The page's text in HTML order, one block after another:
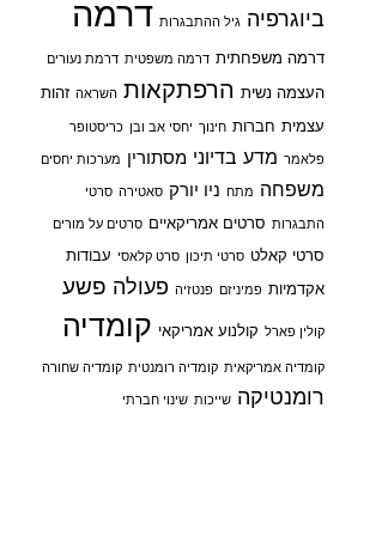
ביוגרפיה גיל ההתבגרות דרמה
דרמה משפחתית דרמה משפטית דרמת נעורים
העצמה נשית הרפתקאות השראה זהות
עצמית חברות חינוך יחסי אב ובן כריסטופר
פלאמר מדע בדיוני מסתורין מערכות יחסים
משפחה מתח ניו יורק סאטירה סרטי
התבגרות סרטים אמריקאיים סרטים על מורים
סרטי קאלט סרטי תיכון סרט קלאסי עבודות
אקדמיות פמיניזם פנטזיה פעולה פשע
קולין פארל קולנוע אמריקאי קומדיה
קומדיה אמריקאית קומדיה רומנטית קומדיה שחורה
רומנטיקה שייכות שינוי חברתי